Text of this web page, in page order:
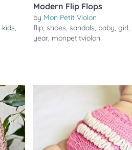
kids,
Modern Flip Flops
by Mon Petit Violon
flip,shoes,sandals, baby,girl,
year, monpetitviolon